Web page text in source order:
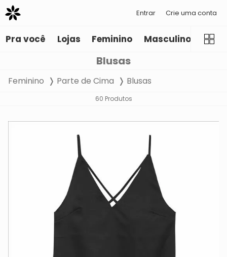
Entrar Crie uma conta
Pra você Lojas Feminino Masculino
Blusas
Feminino Parte de Cima Blusas
60 Produtos